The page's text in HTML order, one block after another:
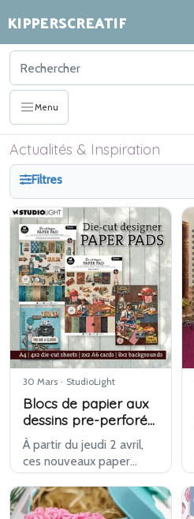
KIPPERSCREATIF
Menu
Actualités & Inspiration
Filtres
30 Mars · StudioLight
Blocs de papier aux
dessins pre-perforés
et tampons aux
textes(en anglais) de
Studiolight
À partir du jeudi 2 avril,
ces nouveaux paper
pads et stickers textes
de StudioLight seront
disponibles. Une série au